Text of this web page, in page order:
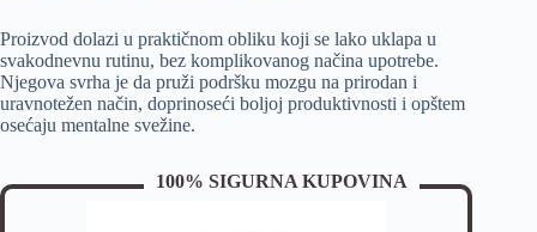
Proizvod dolazi u praktičnom obliku koji se lako uklapa u
svakodnevnu rutinu, bez komplikovanog načina upotrebe.
Njegova svrha je da pruži podršku mozgu na prirodan i
uravnotežen način, doprinoseći boljoj produktivnosti i opštem
osećaju mentalne svežine.
100% SIGURNA KUPOVINA